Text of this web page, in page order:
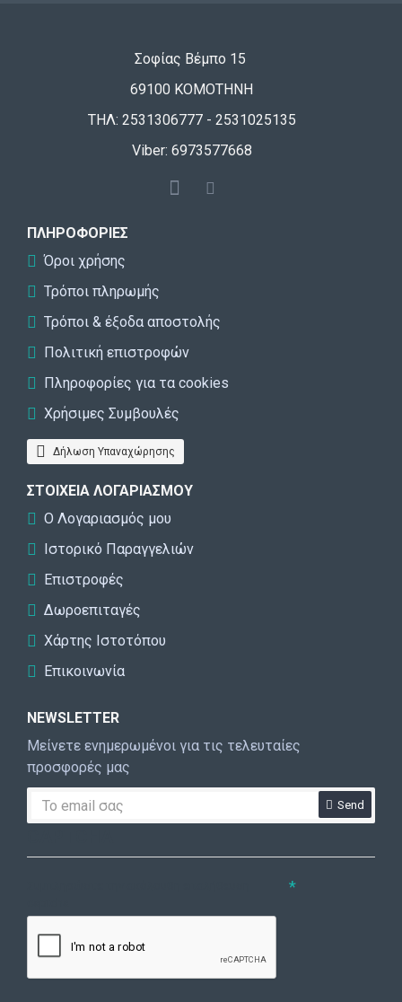
Σοφίας Βέμπο 15
69100 ΚΟΜΟΤΗΝΗ
ΤΗΛ: 2531306777 - 2531025135
Viber: 6973577668
ΠΛΗΡΟΦΟΡΊΕΣ
Όροι χρήσης
Τρόποι πληρωμής
Τρόποι & έξοδα αποστολής
Πολιτική επιστροφών
Πληροφορίες για τα cookies
Χρήσιμες Συμβουλές
Δήλωση Υπαναχώρησης
ΣΤΟΙΧΕΊΑ ΛΟΓΑΡΙΑΣΜΟΎ
Ο Λογαριασμός μου
Ιστορικό Παραγγελιών
Επιστροφές
Δωροεπιταγές
Χάρτης Ιστοτόπου
Επικοινωνία
NEWSLETTER
Μείνετε ενημερωμένοι για τις τελευταίες
προσφορές μας
Send